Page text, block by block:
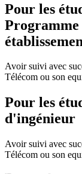
Pour les
Programme
Avoir suivi avec
Télécom ou son
Pour les
d'ingénieur
Avoir suivi avec
Télécom ou son